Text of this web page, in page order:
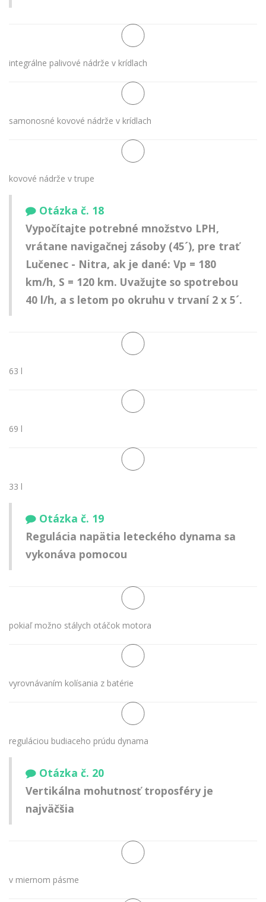
integrálne palivové nádrže v krídlach
samonosné kovové nádrže v krídlach
kovové nádrže v trupe
Otázka č. 18
Vypočítajte potrebné množstvo LPH,
vrátane navigačnej zásoby (45´), pre trať
Lučenec - Nitra, ak je dané: Vp = 180
km/h, S = 120 km. Uvažujte so spotrebou
40 l/h, a s letom po okruhu v trvaní 2 x 5´.
63 l
69 l
33 l
Otázka č. 19
Regulácia napätia leteckého dynama sa
vykonáva pomocou
pokiaľ možno stálych otáčok motora
vyrovnávaním kolísania z batérie
reguláciou budiaceho prúdu dynama
Otázka č. 20
Vertikálna mohutnosť troposféry je
najväčšia
v miernom pásme